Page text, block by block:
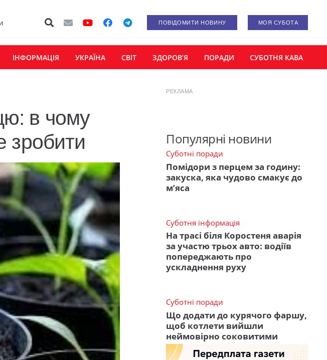
ПОВІДОМИТИ НОВИНУ МОЯ СУБОТА
ІНФОРМАЦІЯ УКРАЇНА СВІТ ЗДОРОВ’Я ПОРАДИ СУБОТНЯ КАВА
в чому
зробити
РЕКЛАМА
Популярні новини
Суботні поради
Помідори з перцем за годину:
закуска, яка чудово смакує до
м’яса
Суботня інформація
На трасі біля Коростеня аварія
за участю трьох авто: водіїв
попереджають про
ускладнення руху
Суботні поради
Що додати до курячого фаршу,
щоб котлети вийшли
неймовірно соковитими